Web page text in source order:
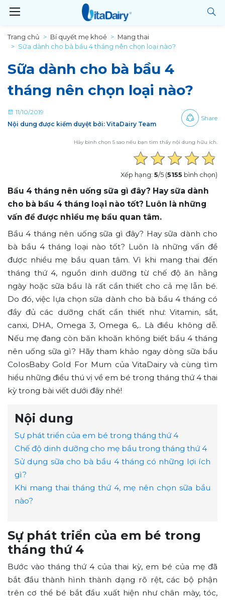
Trang chủ Bí quyết mẹ khoẻ
Mang thai
Sữa dành cho bà bầu 4 tháng nên chọn loại nào?
Sữa dành cho bà bầu 4
tháng nên chọn loại nào?
11/10/2019
Nội dung được kiểm duyệt bởi: VitaDairy Team
Share
Hãy bình chọn 5 sao nếu bạn tìm thấy nội dung hữu ích.
Xếp hạng: 5/5 (5155 bình chọn)
Bầu 4 tháng nên uống sữa gì đây? Hay sữa dành
cho bà bầu 4 tháng loại nào tốt? Luôn là những
vấn đề được nhiều mẹ bầu quan tâm.
Bầu 4 tháng nên uống sữa gì đây? Hay sữa dành cho
bà bầu 4 tháng loại nào tốt? Luôn là những vấn đề
được nhiều mẹ bầu quan tâm. Vì khi mang thai đến
tháng thứ 4, nguồn dinh dưỡng từ chế độ ăn hằng
ngày hoặc sữa bầu là rất cần thiết cho cả mẹ lẫn bé.
Do đó, việc lựa chọn sữa dành cho bà bầu 4 tháng có
đầy đủ các dưỡng chất cần thiết như: Vitamin, sắt,
canxi, DHA, Omega 3, Omega 6,.. Là điều không dễ.
Nếu mẹ đang còn băn khoăn không biết bầu 4 tháng
nên uống sữa gì? Hãy tham khảo ngay dòng sữa bầu
ColosBaby Gold For Mum của VitaDairy và cùng tìm
hiểu những điều thú vị về em bé trong tháng thứ 4 thai
kỳ trong bài viết dưới đây nhé!
Nội dung
Sự phát triển của em bé trong tháng thứ 4
Chế độ dinh dưỡng cho mẹ bầu trong tháng thứ 4
Sử dụng sữa cho bà bầu 4 tháng có những lợi ích
gì?
Khi mang thai tháng thứ 4, mẹ nên chọn sữa bầu
nào?
Sự phát triển của em bé trong
tháng thứ 4
Bước vào tháng thứ 4 của thai kỳ, em bé của mẹ đã
bắt đầu thành hình thành dạng rõ rệt, các bộ phận
trên cơ thể bé bắt đầu xuất hiện như chân mày, tóc,